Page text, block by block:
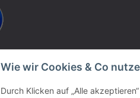
Wie wir Cookies & Co
Durch Klicken auf „Alle